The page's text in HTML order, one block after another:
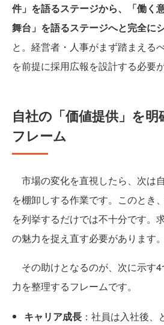
件」を語るステージから、「働く
舞台」を語るステージへと完全に
と。経営者・人事がまず踏まえる
を前提に採用広報を設計する必要
自社の「価値提供」を
フレーム
市場の変化を直視したら、次は
を棚卸しする作業です。このとき
を列挙するだけでは不十分です。
の魅力を捉え直す必要があります。
その助けとなるのが、次に示す
力を整理するフレームです。
キャリア成長 ：社員は入社後